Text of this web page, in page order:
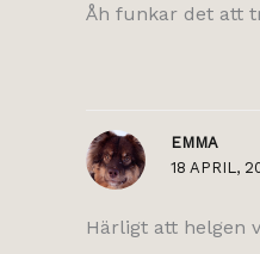
Åh funkar det att
EMMA
18 APRIL,
Härligt att helgen